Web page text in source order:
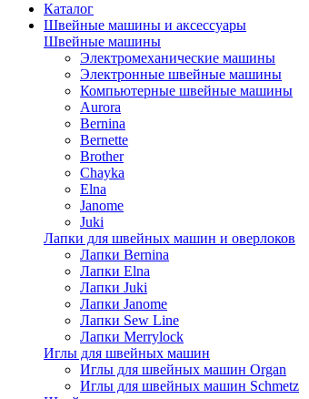
Каталог
Швейные машины и аксессуары
Швейные машины
Электромеханические машины
Электронные швейные машины
Компьютерные швейные машины
Aurora
Bernina
Bernette
Brother
Chayka
Elna
Janome
Juki
Лапки для швейных машин и оверлоков
Лапки Bernina
Лапки Elna
Лапки Juki
Лапки Janome
Лапки Sew Line
Лапки Merrylock
Иглы для швейных машин
Иглы для швейных машин Organ
Иглы для швейных машин Schmetz